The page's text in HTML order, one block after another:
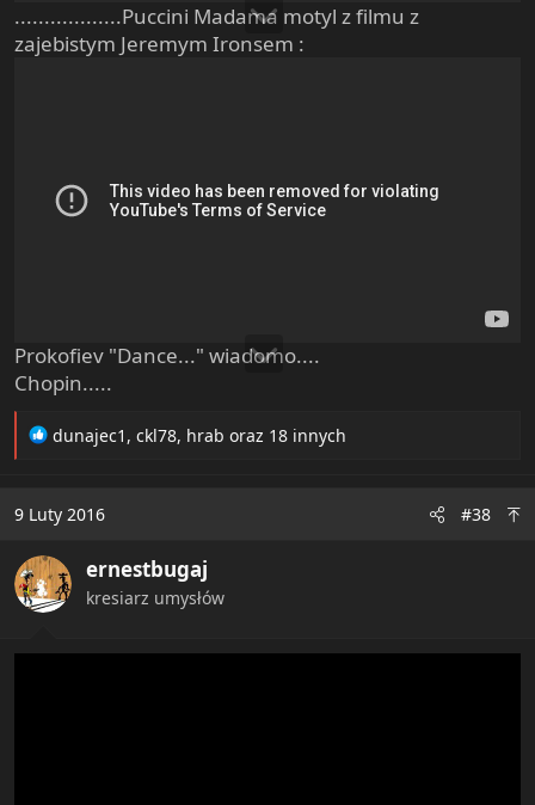
..................Puccini Madama motyl z filmu z
zajebistym Jeremym Ironsem :
Prokofiev "Dance..." wiadomo....
Chopin.....
R
t
o
n
s
dunajec1 , ckl78, hrab oraz 18 innych
9 Luty 2016 #38
ernestbugaj
kresiarz umysłów